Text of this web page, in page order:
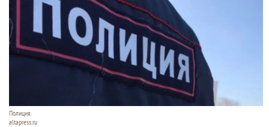
Полиция.
altapress.ru